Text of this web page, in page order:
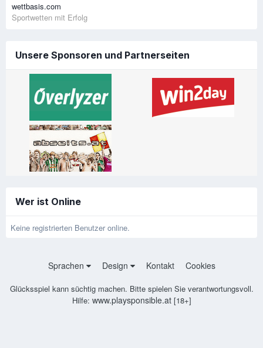
wettbasis.com
Sportwetten mit Erfolg
Unsere Sponsoren und Partnerseiten
Wer ist Online
Keine registrierten Benutzer online.
Sprachen Design Kontakt Cookies
Glücksspiel kann süchtig machen. Bitte spielen Sie verantwortungsvoll.
Hilfe: www.playsponsible.at[18+]